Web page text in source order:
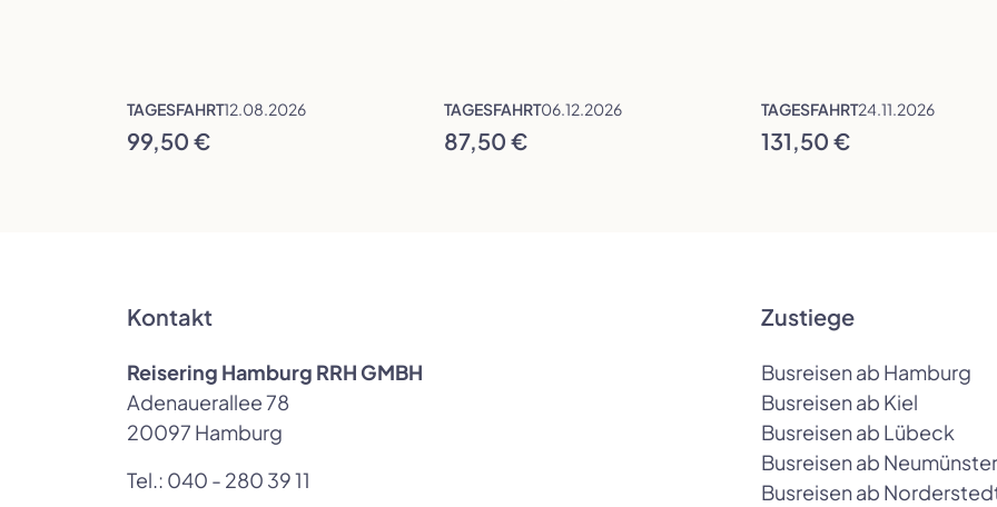
TAGESFAHRT12.08.2026
99,50 €
TAGESFAHRT06.12.2026
87,50 €
TAGESFAHRT24.11.2026
131,50 €
Kontakt
Reisering Hamburg RRH GMBH
Adenauerallee 78
20097 Hamburg
Tel.: 040 - 280 39 11
Zustiege
Busreisen ab Hamburg
Busreisen ab Kiel
Busreisen ab Lübeck
Busreisen ab Neumünster
Busreisen ab